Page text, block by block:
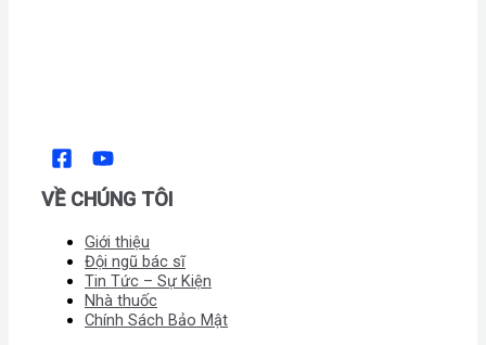
VỀ CHÚNG TÔI
Giới thiệu
Đội ngũ bác sĩ
Tin Tức – Sự Kiện
Nhà thuốc
Chính Sách Bảo Mật